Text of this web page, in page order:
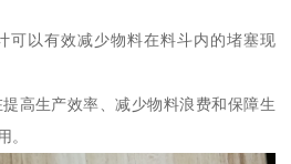
以有效减少物料在料斗内的堵塞现
高生产效率、减少物料浪费和保障生
。